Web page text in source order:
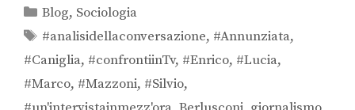
Blog, Sociologia
#analisidellaconversazione, #Annunziata,
#Caniglia, #confrontiinTv, #Enrico, #Lucia,
#Marco, #Mazzoni, #Silvio,